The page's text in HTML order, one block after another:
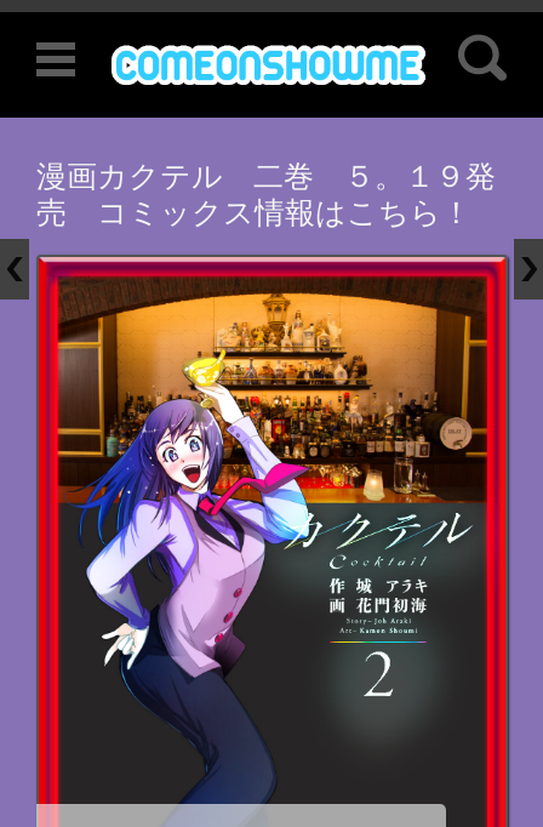
検索:
コンテンツに移動
漫画カクテル 二巻 ５。１９発
売 コミックス情報はこちら！